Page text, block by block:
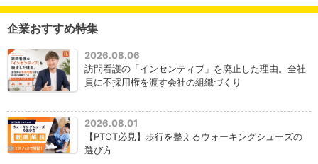
企業おすすめ特集
2026.08.06
訪問看護の「インセンティブ」を廃止した理由。全社
員に不採用権を渡す会社の組織づくり
2026.08.01
【PTOT必見】歩行を整えるウォーキングシューズの
選び方